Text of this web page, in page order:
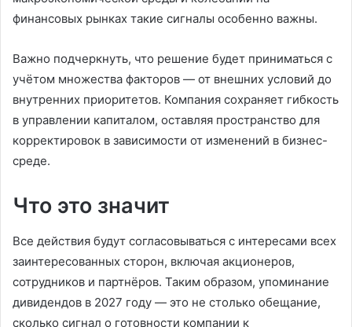
финансовых рынках такие сигналы особенно важны.
Важно подчеркнуть, что решение будет приниматься с
учётом множества факторов — от внешних условий до
внутренних приоритетов. Компания сохраняет гибкость
в управлении капиталом, оставляя пространство для
корректировок в зависимости от изменений в бизнес-
среде.
Что это значит
Все действия будут согласовываться с интересами всех
заинтересованных сторон, включая акционеров,
сотрудников и партнёров. Таким образом, упоминание
дивидендов в 2027 году — это не столько обещание,
сколько сигнал о готовности компании к